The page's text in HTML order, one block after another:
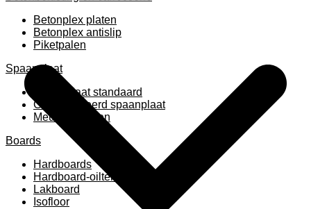
Betonplex platen
Betonplex antislip
Piketpalen
Spaanplaat
Spaanplaat standaard
Geplastificeerd spaanplaat
Meubelpanelen
Boards
Hardboards
Hardboard-oiltemperated
Lakboard
Isofloor